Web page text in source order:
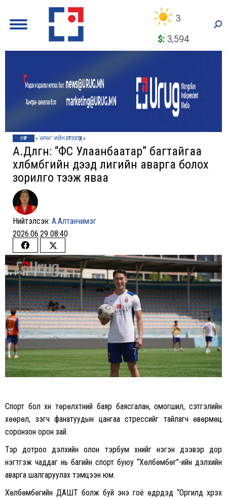
3
$: 3,594
НҮҮР » `ӨРӨГ`-ИЙН БҮТЭЭЛҮҮД »
А.Дөлгөөн: “ФС Улаанбаатар” багтайгаа
хөлбөмбөгийн дээд лигийн аварга болох
зорилго тээж яваа
Нийтэлсэн: А.Алтанчимэг
2026.06.29 08:40
Share
on
Facebook
Share
on
Twitter
Спорт бол хүн төрөлхтний баяр баясгалан, омогшил, сэтгэлийн
хөөрөл, үзэгч фанатуудын цангаа стрессийг тайлагч өвөрмөц
соронзон орон зай.
Тэр дотроо дэлхийн олон тэрбум хүнийг нэгэн дээвэр дор
нэгтгэж чаддаг нь багийн спорт буюу “Хөлбөмбөг”-ийн дэлхийн
аварга шалгаруулах тэмцээн юм.
Хөлбөмбөгийн ДАШТ болж буй энэ гоё өдрүүдэд “Оргилд хүрэх